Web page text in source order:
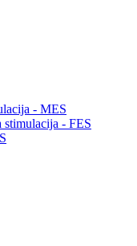
- MES
stimulacija - FES